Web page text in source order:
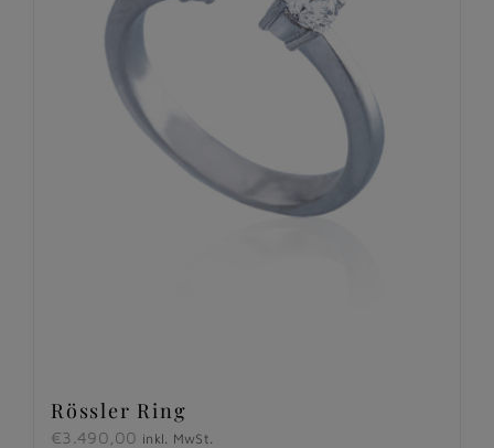
Rössler Ring
€3.490,00 inkl. MwSt.